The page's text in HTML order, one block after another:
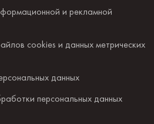
и рекламной
cookies и данных метрических
данных
персональных данных